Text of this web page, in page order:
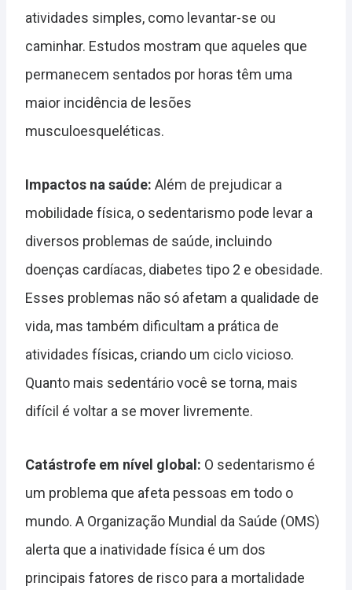
atividades simples, como levantar-se ou
caminhar. Estudos mostram que aqueles que
permanecem sentados por horas têm uma
maior incidência de lesões
musculoesqueléticas.
Impactos na saúde: Além de prejudicar a
mobilidade física, o sedentarismo pode levar a
diversos problemas de saúde, incluindo
doenças cardíacas, diabetes tipo 2 e obesidade.
Esses problemas não só afetam a qualidade de
vida, mas também dificultam a prática de
atividades físicas, criando um ciclo vicioso.
Quanto mais sedentário você se torna, mais
difícil é voltar a se mover livremente.
Catástrofe em nível global: O sedentarismo é
um problema que afeta pessoas em todo o
mundo. A Organização Mundial da Saúde (OMS)
alerta que a inatividade física é um dos
principais fatores de risco para a mortalidade